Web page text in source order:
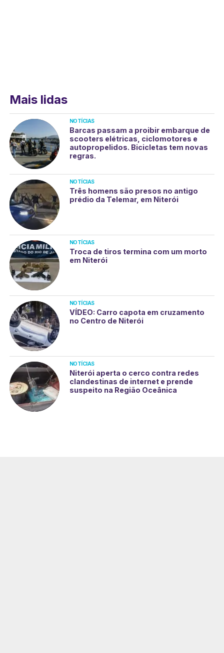
Mais lidas
NOTÍCIAS
Barcas passam a proibir embarque de
scooters elétricas, ciclomotores e
autopropelidos. Bicicletas tem novas
regras.
NOTÍCIAS
Três homens são presos no antigo
prédio da Telemar, em Niterói
NOTÍCIAS
Troca de tiros termina com um morto
em Niterói
NOTÍCIAS
VÍDEO: Carro capota em cruzamento
no Centro de Niterói
NOTÍCIAS
Niterói aperta o cerco contra redes
clandestinas de internet e prende
suspeito na Região Oceânica